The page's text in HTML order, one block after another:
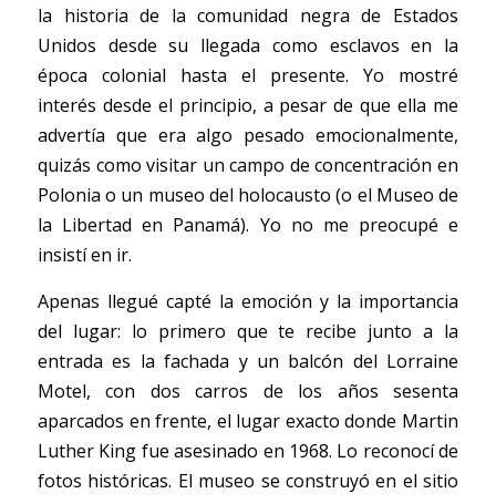
la historia de la comunidad negra de Estados
Unidos desde su llegada como esclavos en la
época colonial hasta el presente. Yo mostré
interés desde el principio, a pesar de que ella me
advertía que era algo pesado emocionalmente,
quizás como visitar un campo de concentración en
Polonia o un museo del holocausto (o el Museo de
la Libertad en Panamá). Yo no me preocupé e
insistí en ir.
Apenas llegué capté la emoción y la importancia
del lugar: lo primero que te recibe junto a la
entrada es la fachada y un balcón del Lorraine
Motel, con dos carros de los años sesenta
aparcados en frente, el lugar exacto donde Martin
Luther King fue asesinado en 1968. Lo reconocí de
fotos históricas. El museo se construyó en el sitio